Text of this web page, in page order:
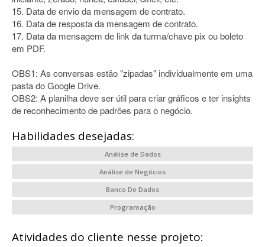
15. Data de envio da mensagem de contrato.
16. Data de resposta da mensagem de contrato.
17. Data da mensagem de link da turma/chave pix ou boleto
em PDF.
OBS1: As conversas estão "zipadas" individualmente em uma
pasta do Google Drive.
OBS2: A planilha deve ser útil para criar gráficos e ter insights
de reconhecimento de padrões para o negócio.
Habilidades desejadas:
Análise de Dados
Análise de Negócios
Banco De Dados
Programação
Atividades do cliente nesse projeto: